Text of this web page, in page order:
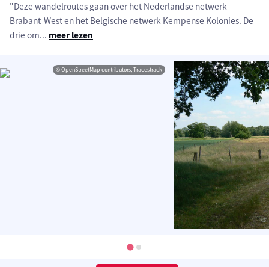
"Deze wandelroutes gaan over het Nederlandse netwerk
Brabant-West en het Belgische netwerk Kempense Kolonies. De
drie om... meer lezen
© OpenStreetMap contributors, Tracestrack